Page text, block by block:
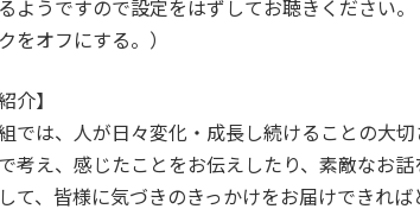
ようですので設定をはずしてお聴きください
をオフにする。）
介】
では、人が日々変化・成長し続けることの大
考え、感じたことをお伝えしたり、素敵なお
て、皆様に気づきのきっかけをお届けできれば